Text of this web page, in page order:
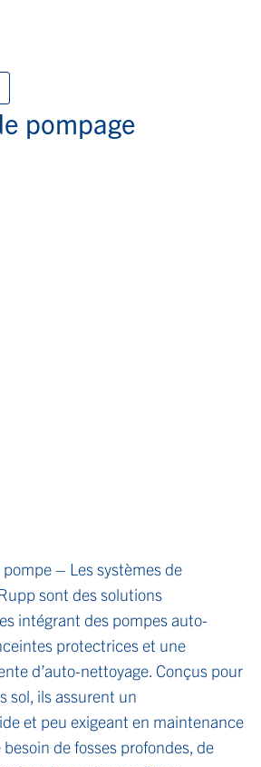
pompage
– Les systèmes de
sont des solutions
intégrant des pompes auto-
protectrices et une
d’auto-nettoyage. Conçus pour
sol, ils assurent un
et peu exigeant en maintenance
de fosses profondes, de